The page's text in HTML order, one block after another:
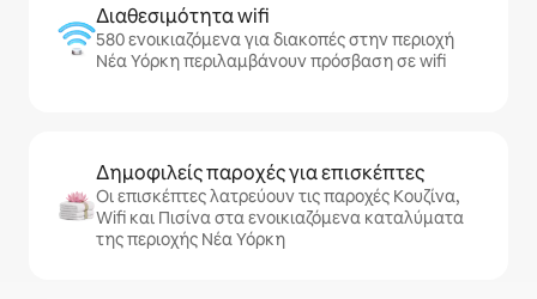
Διαθεσιμότητα wifi
580 ενοικιαζόμενα για διακοπές στην περιοχή
Νέα Υόρκη περιλαμβάνουν πρόσβαση σε wifi
Δημοφιλείς παροχές για επισκέπτες
Οι επισκέπτες λατρεύουν τις παροχές Κουζίνα,
Wifi και Πισίνα στα ενοικιαζόμενα καταλύματα
της περιοχής Νέα Υόρκη